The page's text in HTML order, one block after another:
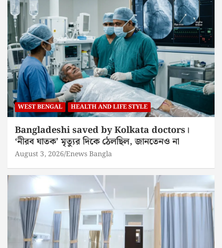
WEST BENGAL HEALTH AND LIFE STYLE
Bangladeshi saved by Kolkata doctors।
‘নীরব ঘাতক’ মৃত্যুর দিকে ঠেলছিল, জানতেনও না
August 3, 2026 Enews Bangla